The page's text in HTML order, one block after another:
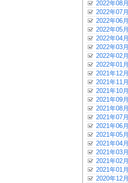
2022年08月
2022年07月
2022年06月
2022年05月
2022年04月
2022年03月
2022年02月
2022年01月
2021年12月
2021年11月
2021年10月
2021年09月
2021年08月
2021年07月
2021年06月
2021年05月
2021年04月
2021年03月
2021年02月
2021年01月
2020年12月